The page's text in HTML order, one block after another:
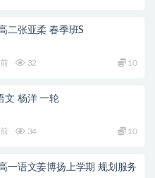
二张亚柔 春季班S
32 10
文 杨洋 一轮
34 10
一语文姜博扬上学期 规划服务